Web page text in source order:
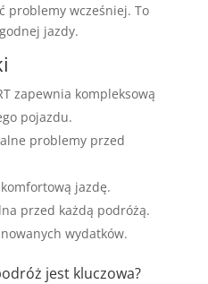
problemy wcześniej. To
jazdy.
zapewnia kompleksową
pojazdu.
problemy przed
jazdę.
przed każdą podróżą.
wydatków.
jest kluczowa?